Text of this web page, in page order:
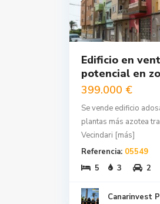
Edificio en
potencial en
399.000 €
Se vende edificio
plantas más azotea
Vecindari [más]
Referencia: 05549
5
3 2
Canarinvest